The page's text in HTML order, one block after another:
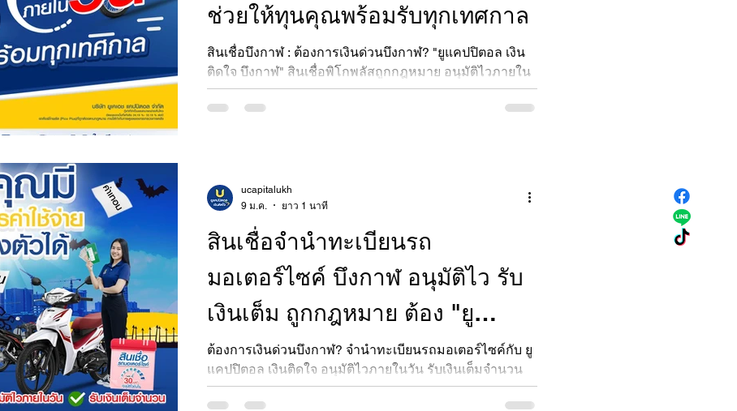
ช่วยให้ทุนคุณพร้อมรับทุกเทศกาล
สินเชื่อบึงกาฬ : ต้องการเงินด่วนบึงกาฬ? "ยูแคปปิตอล เงิน
ติดใจ บึงกาฬ" สินเชื่อพิโกพลัสถูกกฎหมาย อนุมัติไวภายใน
1 วัน เปลี่ยนมอเตอร์ไซค์เป็นเงินก้อน โทร 088-5486664.
สินเชื่อจำนำทะเบียนรถ
มอเตอร์ไซค์ บึงกาฬ อนุมัติไว รับ
เงินเต็ม ถูกกฎหมาย ต้อง "ยู
แคปปิตอล เงินติดใจ"(สินเชื่อ
บึงกาฬ)
ต้องการเงินด่วนบึงกาฬ? จำนำทะเบียนรถมอเตอร์ไซค์กับ ยู
แคปปิตอล เงินติดใจ อนุมัติไวภายในวัน รับเงินเต็มจำนวน
ถูกกฎหมาย Pico Finance ดอกเบี้ยถูก โทร 086-4594841
ucapitalukh
9 ม.ค.
ยาว 1 นาที